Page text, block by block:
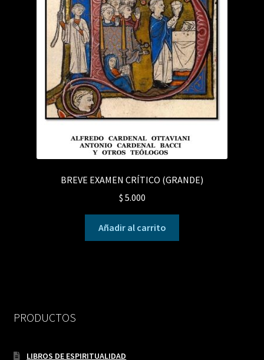
BREVE EXAMEN CRÍTICO (GRANDE)
$ 5.000
Añadir al carrito
PRODUCTOS
LIBROS DE ESPIRITUALIDAD